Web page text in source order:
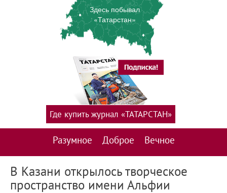
Здесь побывал
«Татарстан»
Разумное Доброе Вечное
Где купить журнал «ТАТАРСТАН»
В Казани открылось творческое
пространство имени Альфии